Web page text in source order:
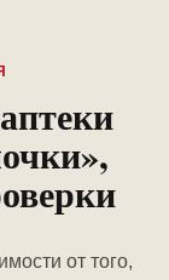
от того,